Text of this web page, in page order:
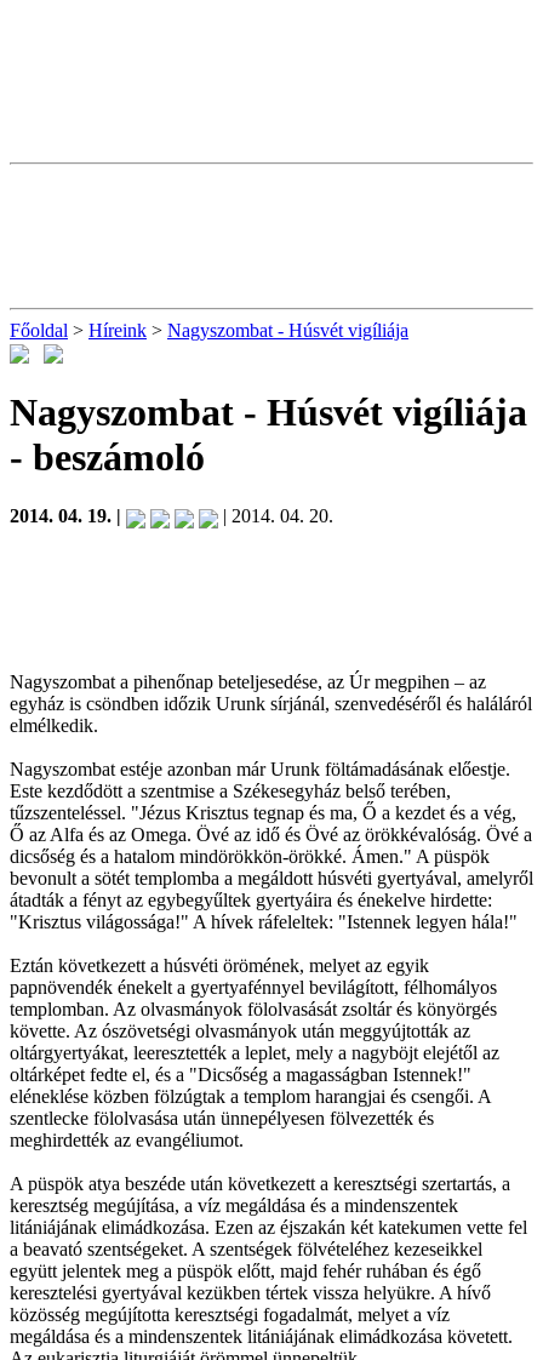
Főoldal > Híreink > Nagyszombat - Húsvét vigíliája
Nagyszombat - Húsvét vigíliája
- beszámoló
2014. 04. 19. | | 2014. 04. 20.
Nagyszombat a pihenőnap beteljesedése, az Úr megpihen – az
egyház is csöndben időzik Urunk sírjánál, szenvedéséről és haláláról
elmélkedik.
Nagyszombat estéje azonban már Urunk föltámadásának előestje.
Este kezdődött a szentmise a Székesegyház belső terében,
tűzszenteléssel. "Jézus Krisztus tegnap és ma, Ő a kezdet és a vég,
Ő az Alfa és az Omega. Övé az idő és Övé az örökkévalóság. Övé a
dicsőség és a hatalom mindörökkön-örökké. Ámen." A püspök
bevonult a sötét templomba a megáldott húsvéti gyertyával, amelyről
átadták a fényt az egybegyűltek gyertyáira és énekelve hirdette:
"Krisztus világossága!" A hívek ráfeleltek: "Istennek legyen hála!"
Eztán következett a húsvéti örömének, melyet az egyik
papnövendék énekelt a gyertyafénnyel bevilágított, félhomályos
templomban. Az olvasmányok fölolvasását zsoltár és könyörgés
követte. Az ószövetségi olvasmányok után meggyújtották az
oltárgyertyákat, leeresztették a leplet, mely a nagyböjt elejétől az
oltárképet fedte el, és a "Dicsőség a magasságban Istennek!"
eléneklése közben fölzúgtak a templom harangjai és csengői. A
szentlecke fölolvasása után ünnepélyesen fölvezették és
meghirdették az evangéliumot.
A püspök atya beszéde után következett a keresztségi szertartás, a
keresztség megújítása, a víz megáldása és a mindenszentek
litániájának elimádkozása. Ezen az éjszakán két katekumen vette fel
a beavató szentségeket. A szentségek fölvételéhez kezeseikkel
együtt jelentek meg a püspök előtt, majd fehér ruhában és égő
keresztelési gyertyával kezükben tértek vissza helyükre. A hívő
közösség megújította keresztségi fogadalmát, melyet a víz
megáldása és a mindenszentek litániájának elimádkozása követett.